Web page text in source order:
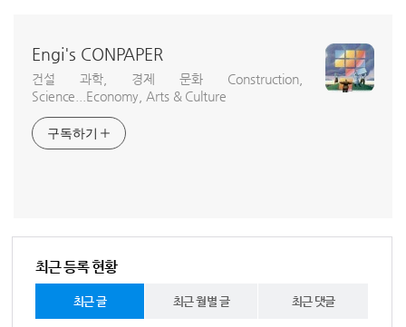
Engi's CONPAPER
건설 과학, 경제 문화 Construction,
Science...Economy, Arts & Culture
구독하기
최근 등록 현황
최근 글 최근 월별 글 최근 댓글